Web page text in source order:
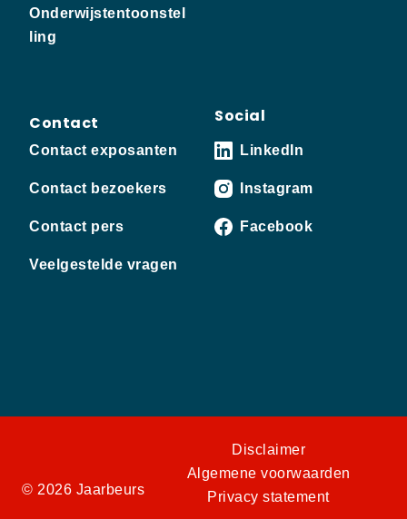
Onderwijstentoonstel
ling
Contact
Contact exposanten
Contact bezoekers
Contact pers
Veelgestelde vragen
Social
LinkedIn
Instagram
Facebook
© 2026 Jaarbeurs
Disclaimer
Algemene voorwaarden
Privacy statement